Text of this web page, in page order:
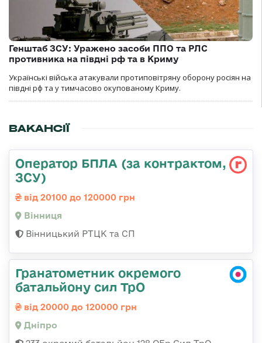
Генштаб ЗСУ: Уражено засоби ППО та РЛС
противника на півдні рф та в Криму
Українські війська атакували протиповітряну оборону росіян на
півдні рф та у тимчасово окупованому Криму.
ВАКАНСІЇ
Оператор БПЛА (за контрактом,
ЗСУ)
від 20100 до 120000 грн
Вінниця
Вінницький РТЦК та СП
Гранатометник окремого
батальйону сил ТрО
від 20000 до 120000 грн
Дніпро